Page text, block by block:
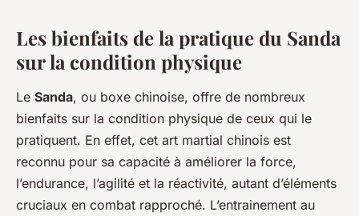
Les bienfaits de la pratique du Sanda
sur la condition physique
Le Sanda, ou boxe chinoise, offre de nombreux
bienfaits sur la condition physique de ceux qui le
pratiquent. En effet, cet art martial chinois est
reconnu pour sa capacité à améliorer la force,
l’endurance, l’agilité et la réactivité, autant d’éléments
cruciaux en combat rapproché. L’entrainement au